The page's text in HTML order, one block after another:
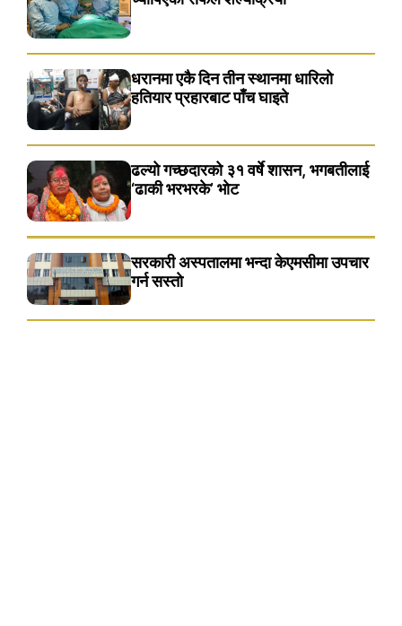
धरानमा एकै दिन तीन स्थानमा धारिलाे
हतियार प्रहारबाट पाँच घाइते
ढल्यो गच्छदारको ३१ वर्षे शासन, भगबतीलाई
‘ढाकी भरभरके’ भाेट
सरकारी अस्पतालमा भन्दा केएमसीमा उपचार
गर्न सस्ताे